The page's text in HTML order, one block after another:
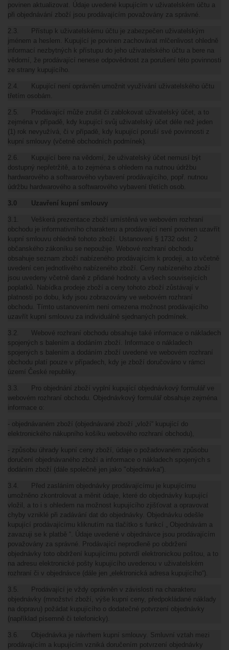
povinen aktualizovat. Údaje uvedené kupujícím v uživatelském účtu a
při objednávání zboží jsou prodávajícím považovány za správné.
2.3. Přístup k uživatelskému účtu je zabezpečen uživatelským
jménem a heslem. Kupující je povinen zachovávat mlčenlivost ohledně
informací nezbytných k přístupu do jeho uživatelského účtu a bere na
vědomí, že prodávající nenese odpovědnost za porušení této povinnosti
ze strany kupujícího.
2.4. Kupující není oprávněn umožnit využívání uživatelského účtu
třetím osobám.
2.5. Prodávající může zrušit či zablokovat uživatelský účet, a to
zejména v případě, kdy kupující svůj uživatelský účet déle než jeden
(1) rok nevyužívá, či v případě, kdy kupující poruší své povinnosti z
kupní smlouvy (včetně obchodních podmínek).
2.6. Kupující bere na vědomí, že uživatelský účet nemusí být
dostupný nepřetržitě, a to zejména s ohledem na nutnou údržbu
hardwarového a softwarového vybavení prodávajícího, popř. nutnou
údržbu hardwarového a softwarového vybavení třetích osob.
3.0 Uzavření kupní smlouvy
3.1. Veškerá prezentace zboží umístěná ve webovém rozhraní
obchodu je informativního charakteru a prodávající není povinen uzavřít
kupní smlouvu ohledně tohoto zboží. Ustanovení § 1732 odst. 2
občanského zákoníku se nepoužije. Webové rozhraní obchodu
obsahuje seznam zboží nabízeného prodávajícím k prodeji, a to včetně
uvedení cen jednotlivého nabízeného zboží. Ceny nabízeného zboží
jsou uvedeny včetně daně z přidané hodnoty a všech souvisejících
poplatků. Nabídka prodeje zboží a ceny tohoto zboží zůstávají v
platnosti po dobu, kdy jsou zobrazovány ve webovém rozhraní
obchodu. Tímto ustanovením není omezena možnost prodávajícího
uzavřít kupní smlouvu za individuálně sjednaných podmínek.
3.2. Webové rozhraní obchodu obsahuje také informace o nákladech
spojených s balením a dodáním zboží. Informace o nákladech
spojených s balením a dodáním zboží uvedené ve webovém rozhraní
obchodu platí pouze v případech, kdy je zboží doručováno v rámci
území České republiky.
3.3. Pro objednání zboží vyplní kupující objednávkový formulář ve
webovém rozhraní obchodu. Objednávkový formulář obsahuje zejména
informace o:
- objednávaném zboží (objednávané zboží „vloží“ kupující do
elektronického nákupního košíku webového rozhraní obchodu),
- způsobu úhrady kupní ceny zboží, údaje o požadovaném způsobu
doručení objednávaného zboží a informace o nákladech spojených s
dodáním zboží (dále společně jen jako "objednávka“).
3.4. Před zasláním objednávky prodávajícímu je kupujícímu
umožněno zkontrolovat a měnit údaje, které do objednávky kupující
vložil, a to i s ohledem na možnost kupujícího zjišťovat a opravovat
chyby vzniklé při zadávání dat do objednávky. Objednávku odešle
kupující prodávajícímu kliknutím na tlačítko s funkcí „ Objednávám a
zavazuji se k platbě “. Údaje uvedené v objednávce jsou prodávajícím
považovány za správné. Prodávající neprodleně po obdržení
objednávky toto obdržení kupujícímu potvrdí elektronickou poštou, a to
na adresu elektronické pošty kupujícího uvedenou v uživatelském
rozhraní či v objednávce (dále jen „elektronická adresa kupujícího“).
3.5. Prodávající je vždy oprávněn v závislosti na charakteru
objednávky (množství zboží, výše kupní ceny, předpokládané náklady
na dopravu) požádat kupujícího o dodatečné potvrzení objednávky
(například písemně či telefonicky).
3.6. Objednávka je návrhem kupní smlouvy. Smluvní vztah mezi
prodávajícím a kupujícím vzniká doručením potvrzení objednávky